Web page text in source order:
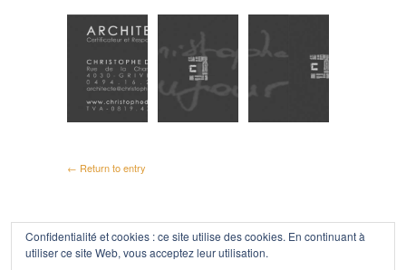
← Return to entry
Politique de confidentialité
Confidentialité et cookies : ce site utilise des cookies. En continuant à
utiliser ce site Web, vous acceptez leur utilisation.